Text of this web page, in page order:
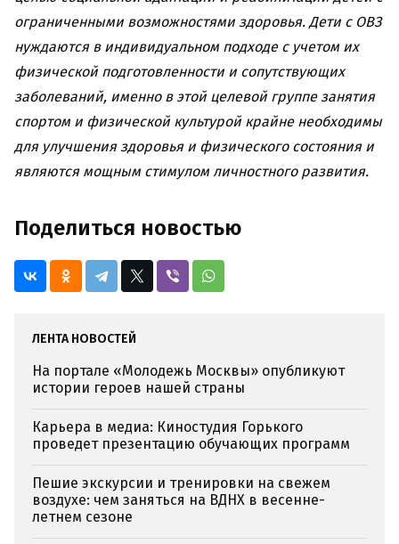
ограниченными возможностями здоровья. Дети с ОВЗ
нуждаются в индивидуальном подходе с учетом их
физической подготовленности и сопутствующих
заболеваний, именно в этой целевой группе занятия
спортом и физической культурой крайне необходимы
для улучшения здоровья и физического состояния и
являются мощным стимулом личностного развития.
Поделиться новостью
ЛЕНТА НОВОСТЕЙ
На портале «Молодежь Москвы» опубликуют
истории героев нашей страны
Карьера в медиа: Киностудия Горького
проведет презентацию обучающих программ
Пешие экскурсии и тренировки на свежем
воздухе: чем заняться на ВДНХ в весенне-
летнем сезоне